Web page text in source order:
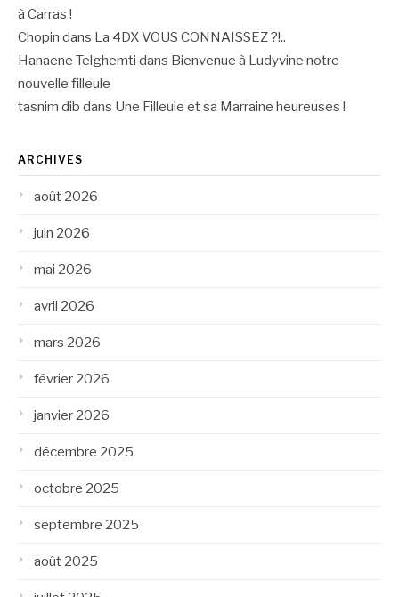
à Carras !
Chopin dans La 4DX VOUS CONNAISSEZ ?!..
Hanaene Telghemti dans Bienvenue à Ludyvine notre
nouvelle filleule
tasnim dib dans Une Filleule et sa Marraine heureuses !
ARCHIVES
août 2026
juin 2026
mai 2026
avril 2026
mars 2026
février 2026
janvier 2026
décembre 2025
octobre 2025
septembre 2025
août 2025